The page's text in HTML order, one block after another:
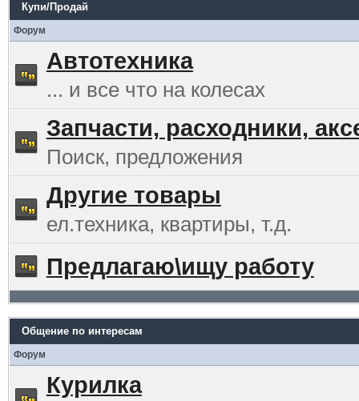
Купи/Продай
Форум
Автотехника
... и все что на колесах
Запчасти, расходники,
Поиск, предложения
Другие товары
ел.техника, квартиры, т.д.
Предлагаю\ищу работу
Общение по интересам
Форум
Курилка